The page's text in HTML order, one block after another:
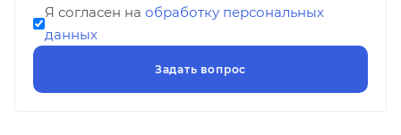
Я согласен на обработку персональных
данных